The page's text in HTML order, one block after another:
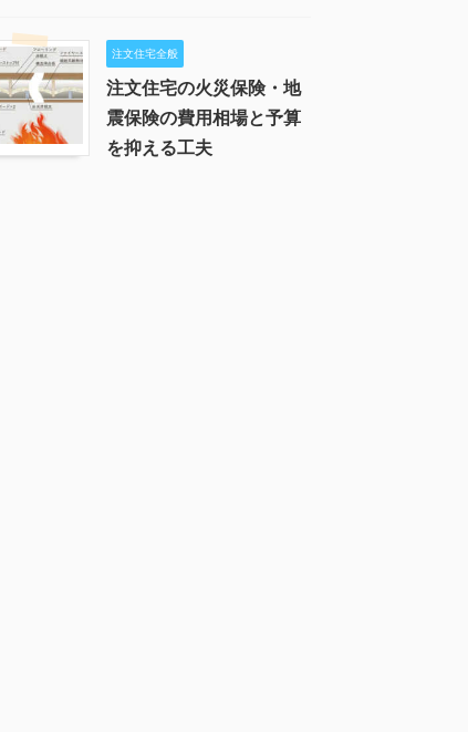
注文住宅全般
注文住宅の火災保険・地
震保険の費用相場と予算
を抑える工夫